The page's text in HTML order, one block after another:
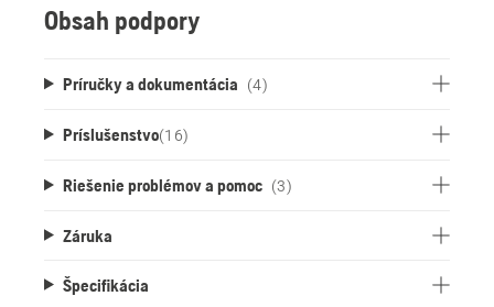
Obsah podpory
Príručky a dokumentácia (4)
Príslušenstvo(16)
Riešenie problémov a pomoc (3)
Záruka
Špecifikácia